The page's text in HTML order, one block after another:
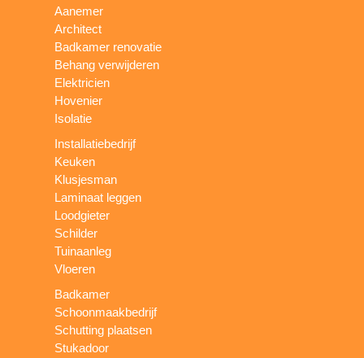
Aanemer
Architect
Badkamer renovatie
Behang verwijderen
Elektricien
Hovenier
Isolatie
Installatiebedrijf
Keuken
Klusjesman
Laminaat leggen
Loodgieter
Schilder
Tuinaanleg
Vloeren
Badkamer
Schoonmaakbedrijf
Schutting plaatsen
Stukadoor